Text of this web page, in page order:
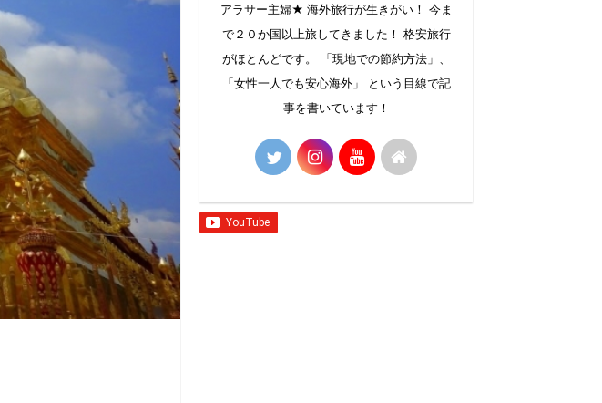
アラサー主婦★ 海外旅行が生きがい！ 今ま
で２０か国以上旅してきました！ 格安旅行
がほとんどです。 「現地での節約方法」、
「女性一人でも安心海外」 という目線で記
事を書いています！